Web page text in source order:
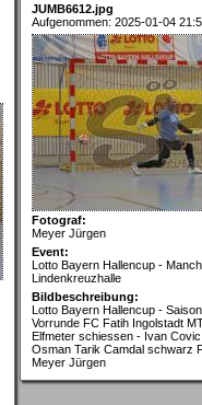
JUMB6612.jpg
Aufgenommen: 2025-01-04
Fotograf:
Meyer Jürgen
Event:
Lotto Bayern Hallencup -
Lindenkreuzhalle
Bildbeschreibung:
Lotto Bayern Hallencup -
Vorrunde FC Fatih Ingolstadt
Elfmeter schiessen - Ivan
Osman Tarik Camdal schwarz
Meyer Jürgen